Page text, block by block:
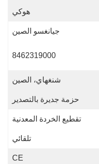
هوكي
جيانغسو الصين
8462319000
شنغهاي، الصين
حزمة جديرة بالتصدير
تقطيع الخردة المعدنية
تلقائي
CE